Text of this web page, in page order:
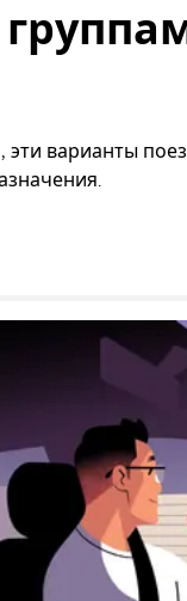
варианты